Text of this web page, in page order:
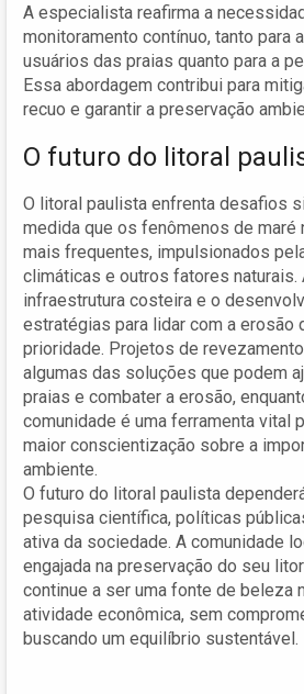
A especialista reafirma a
monitoramento contínuo, tanto para
usuários das praias quanto para a
Essa abordagem contribui para
recuo e garantir a preservação
O futuro do litoral
O litoral paulista enfrenta desafios
medida que os fenômenos de maré
mais frequentes, impulsionados
climáticas e outros fatores naturais.
infraestrutura costeira e o
estratégias para lidar com a erosão
prioridade. Projetos de
algumas das soluções que podem
praias e combater a erosão,
comunidade é uma ferramenta vital
maior conscientização sobre a
ambiente.
O futuro do litoral paulista
pesquisa científica, políticas
ativa da sociedade. A comunidade
engajada na preservação do seu
continue a ser uma fonte de beleza
atividade econômica, sem
buscando um equilíbrio sustentável.